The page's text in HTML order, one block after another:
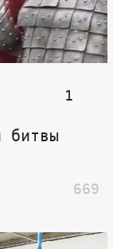
1
битвы
669